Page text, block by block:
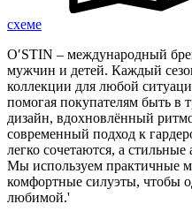
схеме
O′STIN – международный
мужчин и детей. Каждый
коллекции для любой
помогая покупателям быть в
дизайн, вдохновлённый
современный подход к
легко сочетаются, а
Мы используем практичные
комфортные силуэты, чтобы
любимой.'